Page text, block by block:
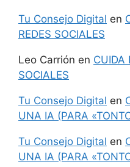
Tu Consejo Digital en
REDES SOCIALES
Leo Carrión en CUIDA
SOCIALES
Tu Consejo Digital en
UNA IA (PARA
Tu Consejo Digital en
UNA IA (PARA